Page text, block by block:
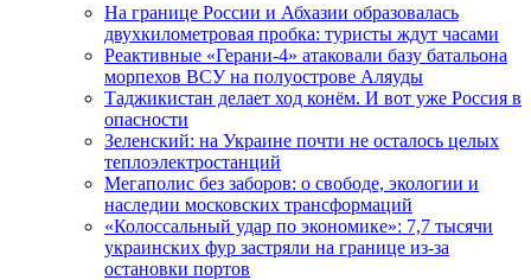
На границе России и Абхазии образовалась
двухкилометровая пробка: туристы ждут часами
Реактивные «Герани-4» атаковали базу батальона
морпехов ВСУ на полуострове Аляуды
Таджикистан делает ход конём. И вот уже Россия в
опасности
Зеленский: на Украине почти не осталось целых
теплоэлектростанций
Мегаполис без заборов: о свободе, экологии и
наследии московских трансформаций
«Колоссальный удар по экономике»: 7,7 тысячи
украинских фур застряли на границе из-за
остановки портов